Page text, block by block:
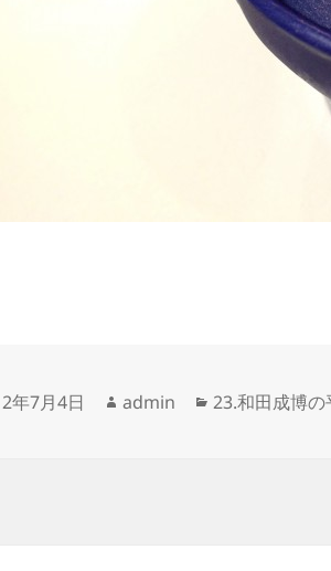
年7月4日
作
admin
カ
23.和田成博